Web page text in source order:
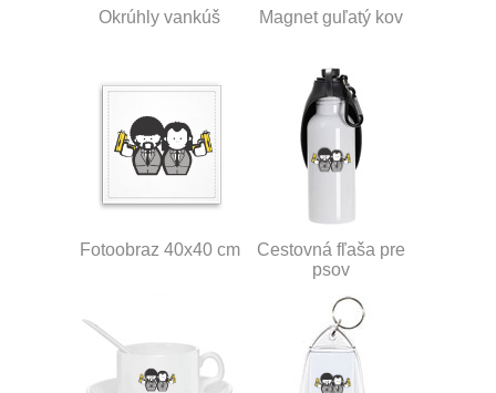
Okrúhly vankúš Magnet guľatý kov
Fotoobraz 40x40 cm
Cestovná fľaša pre
psov